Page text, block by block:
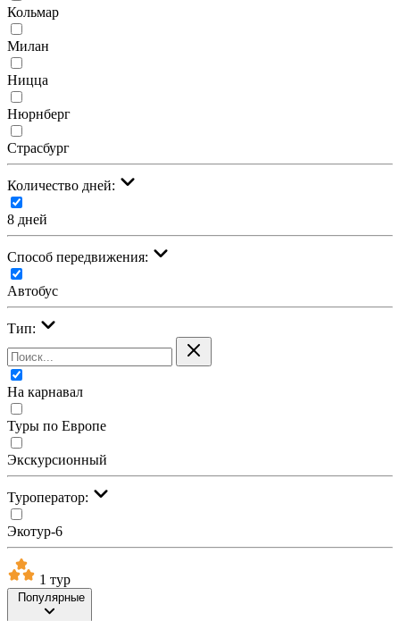
Кольмар
Милан
Ницца
Нюрнберг
Страсбург
Количество дней:
8 дней
Cпособ передвижения:
Автобус
Тип:
На карнавал
Туры по Европе
Экскурсионный
Туроператор:
Экотур-6
1 тур
Популярные